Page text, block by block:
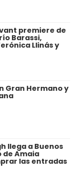
premiere de
Barassi,
Llinás y
Gran Hermano y
llega a Buenos
de Amaia
las entradas